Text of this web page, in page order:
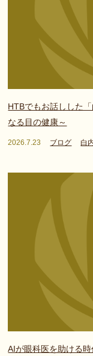
HTBでもお話しした
なる目の健康～
2026.7.23 ブログ 白
AIが眼科医を助ける